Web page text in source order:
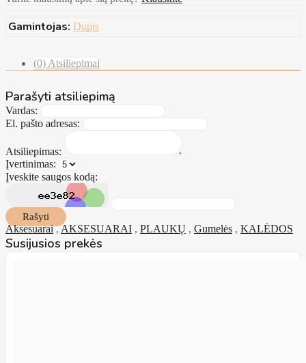
Gamintojas: Dupis
(0) Atsiliepimai
Parašyti atsiliepimą
Vardas:
El. pašto adresas:
Atsiliepimas:
Įvertinimas:
Įveskite saugos kodą:
Rašyti
Aksesuarai,AKSESUARAI , PLAUKŲ , Gumelės , KALĖDOS
Susijusios prekės